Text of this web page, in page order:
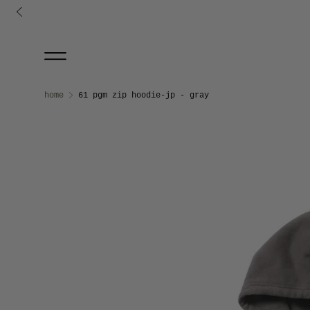
Skip to product information
home 61 pgm zip hoodie-jp - gray